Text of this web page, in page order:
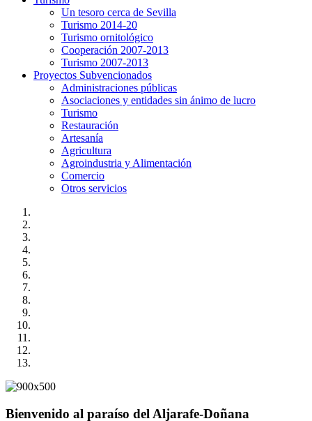
Un tesoro cerca de Sevilla
Turismo 2014-20
Turismo ornitológico
Cooperación 2007-2013
Turismo 2007-2013
Proyectos Subvencionados
Administraciones públicas
Asociaciones y entidades sin ánimo de lucro
Turismo
Restauración
Artesanía
Agricultura
Agroindustria y Alimentación
Comercio
Otros servicios
Bienvenido al paraíso del Aljarafe-Doñana